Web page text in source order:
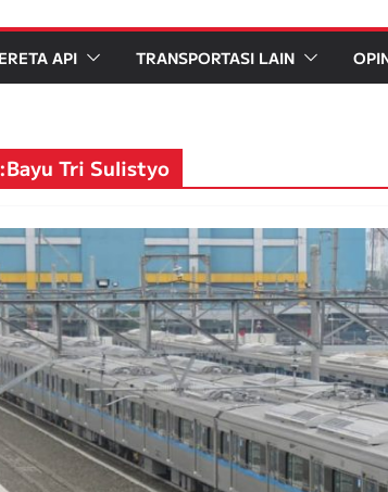
API TRANSPORTASI LAIN
Bayu Tri Sulistyo